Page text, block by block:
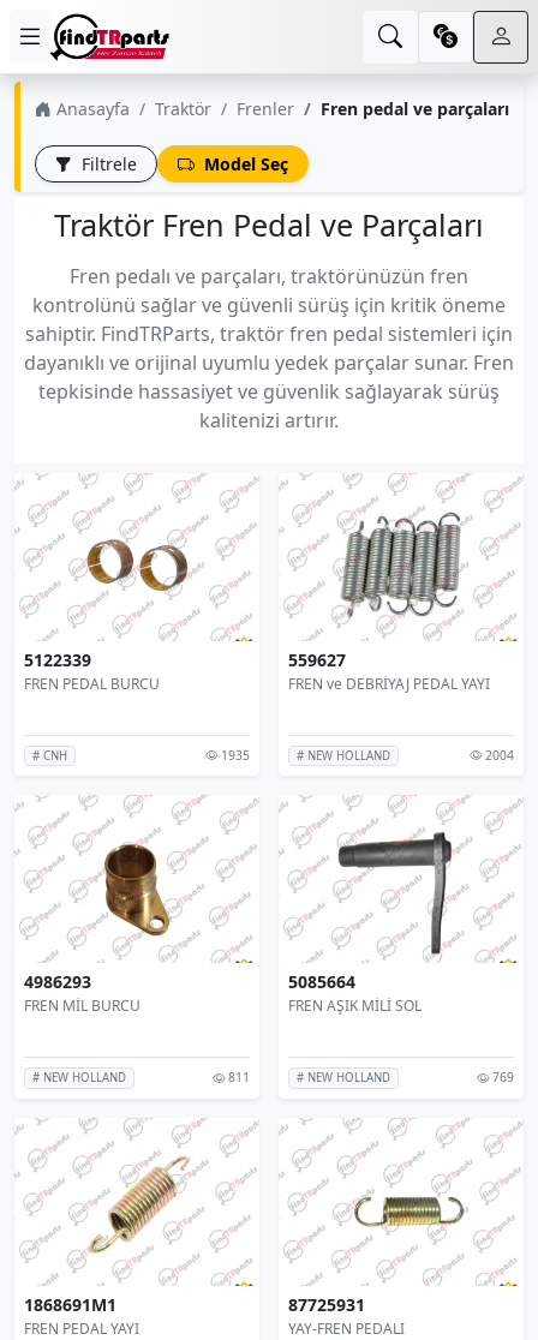
Anasayfa Traktör Frenler Fren pedal ve parçaları
Filtrele Model Seç
Traktör Fren Pedal ve Parçaları
Fren pedalı ve parçaları, traktörünüzün fren
kontrolünü sağlar ve güvenli sürüş için kritik öneme
sahiptir. FindTRParts, traktör fren pedal sistemleri için
dayanıklı ve orijinal uyumlu yedek parçalar sunar. Fren
tepkisinde hassasiyet ve güvenlik sağlayarak sürüş
kalitenizi artırır.
5122339
FREN PEDAL BURCU
# CNH 1935
559627
FREN ve DEBRİYAJ PEDAL YAYI
# NEW HOLLAND 2004
4986293
FREN MİL BURCU
# NEW HOLLAND 811
5085664
FREN AŞIK MİLİ SOL
# NEW HOLLAND 769
1868691M1
FREN PEDAL YAYI
87725931
YAY-FREN PEDALI